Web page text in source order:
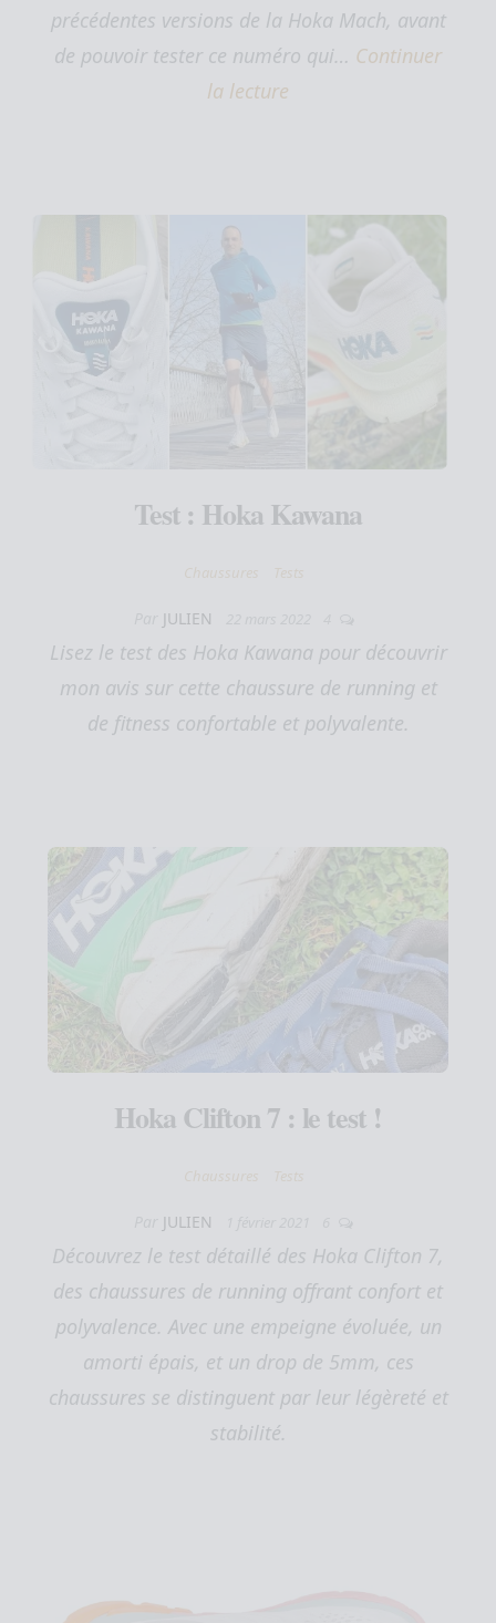
précédentes versions de la Hoka Mach, avant
de pouvoir tester ce numéro qui… Continuer
la lecture
Test : Hoka Kawana
Chaussures Tests
JULIEN
Lisez le test des Hoka Kawana pour découvrir
mon avis sur cette chaussure de running et
de fitness confortable et polyvalente.
Hoka Clifton 7 : le test !
Chaussures Tests
JULIEN
Découvrez le test détaillé des Hoka Clifton 7,
des chaussures de running offrant confort et
polyvalence. Avec une empeigne évoluée, un
amorti épais, et un drop de 5mm, ces
chaussures se distinguent par leur légèreté et
stabilité.